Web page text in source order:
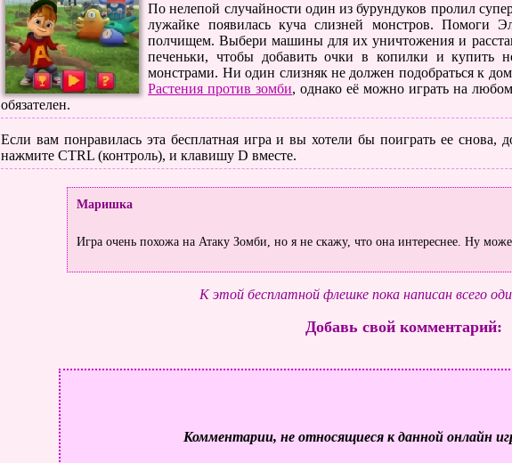
По нелепой случайности один из бурундуков пролил
лужайке появилась куча слизней монстров. Помоги
полчищем. Выбери машины для их уничтожения и
печеньки, чтобы добавить очки в копилки и купить
монстрами. Ни один слизняк не должен подобраться к
Растения против зомби, однако её можно играть на
обязателен.
Если вам понравилась эта бесплатная игра и вы хотели бы поиграть ее снова,
нажмите CTRL (контроль), и клавишу D вместе.
Маришка
Игра очень похожа на Атаку Зомби, но я не скажу, что она интереснее. Ну
К этой бесплатной флешке пока написан всего
Добавь свой комментарий:
Комментарии, не относящиеся к данной онлайн